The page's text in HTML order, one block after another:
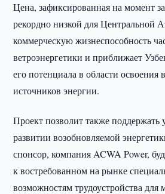
Цена, зафиксированная на момент
рекордно низкой для Центральной
коммерческую жизнеспособность
ветроэнергетики и приближает
его потенциала в области освоения
источников энергии.
Проект позволит также
развитии возобновляемой
спонсор, компания ACWA Power,
к востребованном на рынке
возможностям трудоустройства